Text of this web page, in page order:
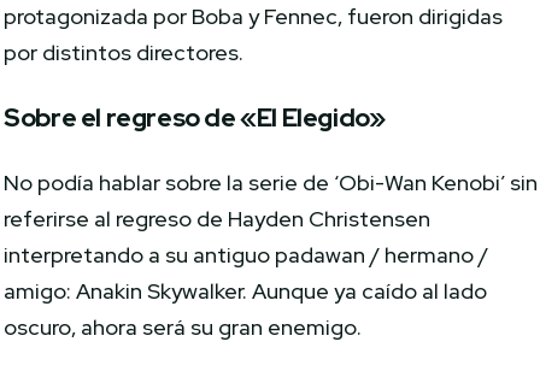
protagonizada por Boba y Fennec, fueron dirigidas
por distintos directores.
Sobre el regreso de «El Elegido»
No podía hablar sobre la serie de ‘Obi-Wan Kenobi’ sin
referirse al regreso de Hayden Christensen
interpretando a su antiguo padawan / hermano /
amigo: Anakin Skywalker. Aunque ya caído al lado
oscuro, ahora será su gran enemigo.